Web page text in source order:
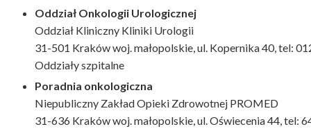
Oddział Onkologii Urologicznej
Oddział Kliniczny Kliniki Urologii
31-501 Kraków woj. małopolskie, ul. Kopernika 40, tel:
Oddziały szpitalne
Poradnia onkologiczna
Niepubliczny Zakład Opieki Zdrowotnej PROMED
31-636 Kraków woj. małopolskie, ul. Oświecenia 44, tel: